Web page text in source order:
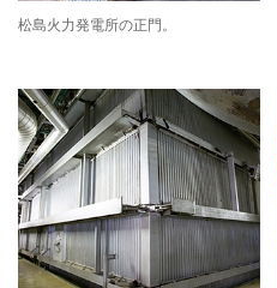
松島火力発電所の正門。